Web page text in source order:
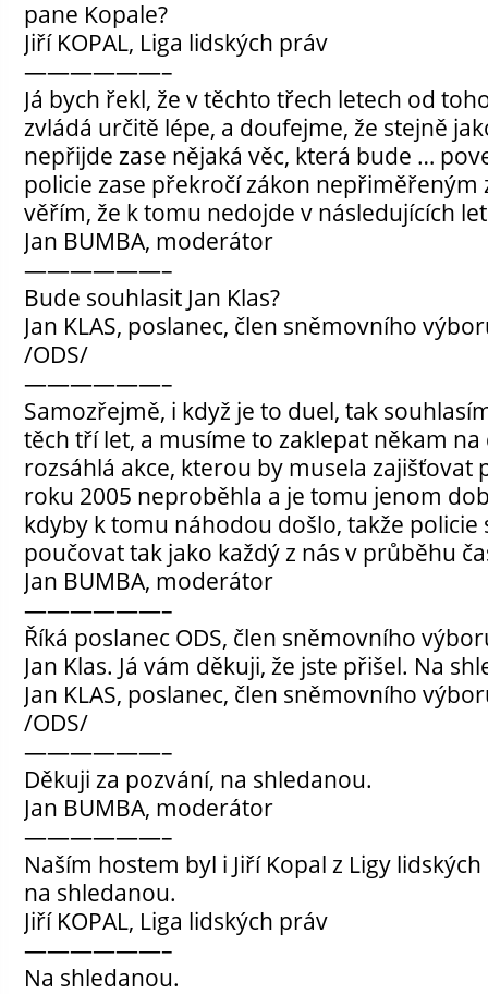
pane Kopale?
Jiří KOPAL, Liga lidských práv
——————–
Já bych řekl, že v těchto třech letech od
zvládá určitě lépe, a doufejme, že stejně
nepřijde zase nějaká věc, která bude …
policie zase překročí zákon nepřiměřeným
věřím, že k tomu nedojde v následujících
Jan BUMBA, moderátor
——————–
Bude souhlasit Jan Klas?
Jan KLAS, poslanec, člen sněmovního
/ODS/
——————–
Samozřejmě, i když je to duel, tak
těch tří let, a musíme to zaklepat někam na
rozsáhlá akce, kterou by musela zajišťovat
roku 2005 neproběhla a je tomu jenom
kdyby k tomu náhodou došlo, takže policie
poučovat tak jako každý z nás v průběhu
Jan BUMBA, moderátor
——————–
Říká poslanec ODS, člen sněmovního
Jan Klas. Já vám děkuji, že jste přišel. Na
Jan KLAS, poslanec, člen sněmovního
/ODS/
——————–
Děkuji za pozvání, na shledanou.
Jan BUMBA, moderátor
——————–
Naším hostem byl i Jiří Kopal z Ligy
na shledanou.
Jiří KOPAL, Liga lidských práv
——————–
Na shledanou.